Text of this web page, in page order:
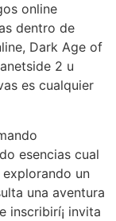
online
dentro de
Dark Age of
2 u
es cualquier
esencias cual
un
una aventura
inscribirí¡ invita